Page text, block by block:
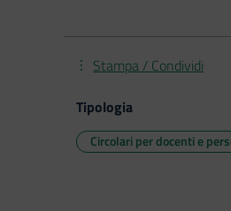
Stampa / Condividi
Tipologia
Circolari per docenti e